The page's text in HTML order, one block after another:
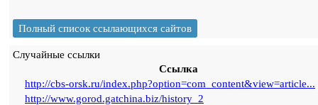
Полный список ссылающихся сайтов
Случайные ссылки
Ссылка
http://cbs-orsk.ru/index.php?option=com_content&view=article...
http://www.gorod.gatchina.biz/history_2